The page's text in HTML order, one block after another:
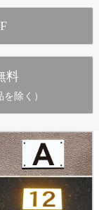
料
除く）